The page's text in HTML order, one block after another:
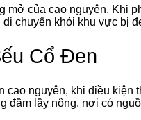
mở của cao nguyên. Khi
chuyển khỏi khu vực bị
Cổ Đen
cao nguyên, khi điều kiện
đầm lầy nông, nơi có